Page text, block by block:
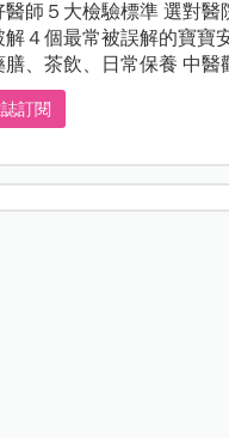
醫師５大檢驗標準 選對醫
解４個最常被誤解的寶寶
膳、茶飲、日常保養 中醫
訂閱